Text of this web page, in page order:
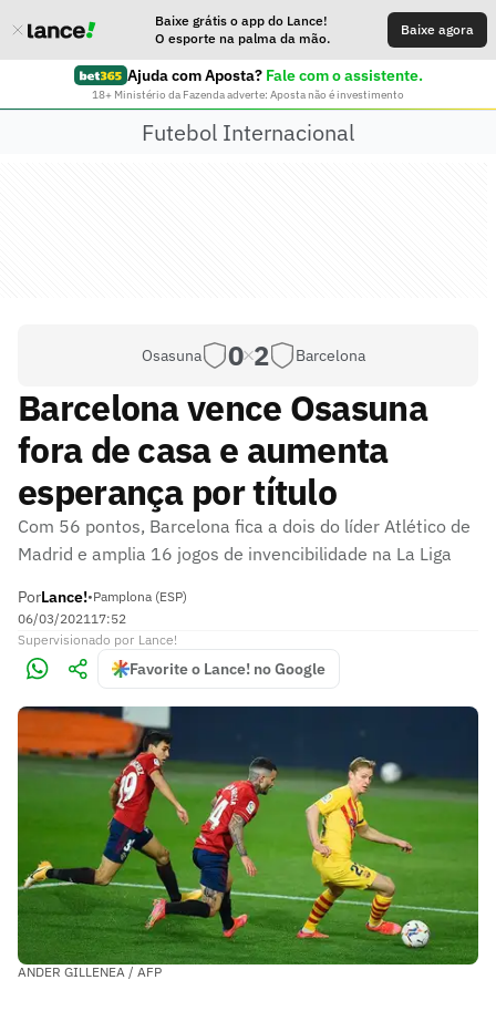
Baixe grátis o app do Lance!
O esporte na palma da mão.
Baixe agora
Ajuda com Aposta? Fale com o assistente.
18+ Ministério da Fazenda adverte: Aposta não é investimento
Futebol Internacional
Osasuna 0 2 Barcelona
Barcelona vence Osasuna
fora de casa e aumenta
esperança por título
Com 56 pontos, Barcelona fica a dois do líder Atlético de
Madrid e amplia 16 jogos de invencibilidade na La Liga
PorLance!•Pamplona (ESP)
06/03/202117:52
Supervisionado por Lance!
Favorite o Lance! no Google
ANDER GILLENEA / AFP